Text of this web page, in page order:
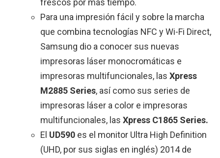
Para una impresión fácil y sobre la marcha
que combina tecnologías NFC y Wi-Fi Direct,
Samsung dio a conocer sus nuevas
impresoras láser monocromáticas e
impresoras multifuncionales, las Xpress
M2885 Series, así como sus series de
impresoras láser a color e impresoras
multifuncionales, las Xpress C1865 Series.
El UD590 es el monitor Ultra High Definition
(UHD, por sus siglas en inglés) 2014 de